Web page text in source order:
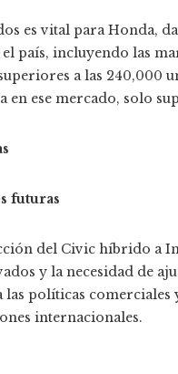
es vital para Honda,
país, incluyendo las
a las 240,000
en ese mercado, solo
futuras
del Civic híbrido a
y la necesidad de
políticas comerciales
internacionales.